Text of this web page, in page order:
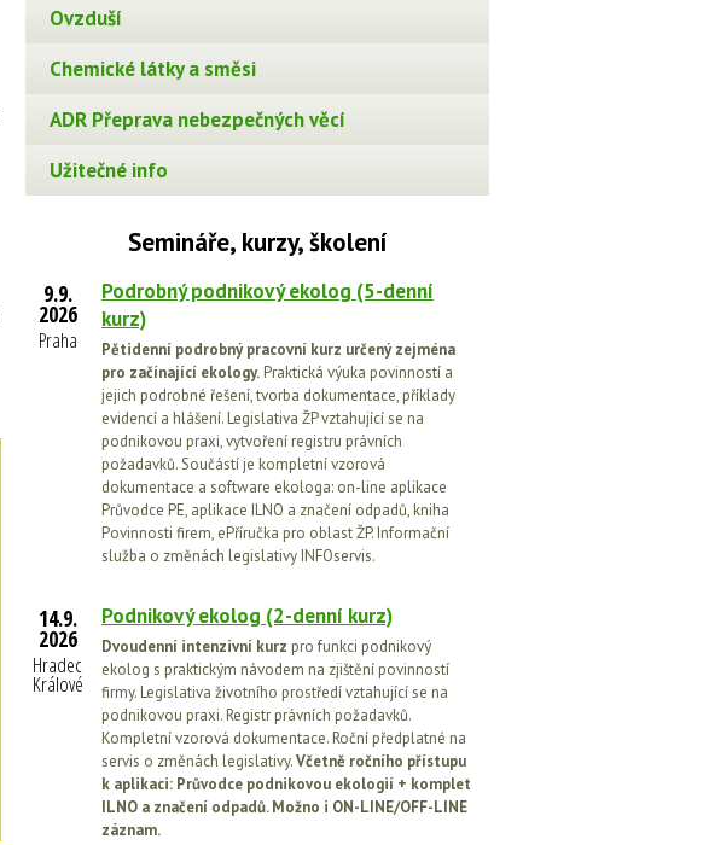
Ovzduší
Chemické látky a směsi
ADR Přeprava nebezpečných věcí
Užitečné info
Semináře, kurzy, školení
9.9.
2026
Praha
Podrobný podnikový ekolog (5-denní
kurz)
Pětidenní podrobný pracovní kurz určený zejména
pro začínající ekology. Praktická výuka povinností a
jejich podrobné řešení, tvorba dokumentace, příklady
evidencí a hlášení. Legislativa ŽP vztahující se na
podnikovou praxi, vytvoření registru právních
požadavků. Součástí je kompletní vzorová
dokumentace a software ekologa: on-line aplikace
Průvodce PE, aplikace ILNO a značení odpadů, kniha
Povinnosti firem, ePříručka pro oblast ŽP. Informační
služba o změnách legislativy INFOservis.
14.9.
2026
Hradec
Králové
Podnikový ekolog (2-denní kurz)
Dvoudenní intenzivní kurz pro funkci podnikový
ekolog s praktickým návodem na zjištění povinností
firmy. Legislativa životního prostředí vztahující se na
podnikovou praxi. Registr právních požadavků.
Kompletní vzorová dokumentace. Roční předplatné na
servis o změnách legislativy.Včetně ročního přístupu
k aplikaci: Průvodce podnikovou ekologií + komplet
ILNO a značení odpadů. Možno i ON-LINE/OFF-LINE
záznam.